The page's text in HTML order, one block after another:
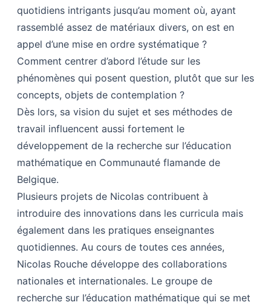
quotidiens intrigants jusqu’au moment où, ayant
rassemblé assez de matériaux divers, on est en
appel d’une mise en ordre systématique ?
Comment centrer d’abord l’étude sur les
phénomènes qui posent question, plutôt que sur les
concepts, objets de contemplation ?
Dès lors, sa vision du sujet et ses méthodes de
travail influencent aussi fortement le
développement de la recherche sur l’éducation
mathématique en Communauté flamande de
Belgique.
Plusieurs projets de Nicolas contribuent à
introduire des innovations dans les curricula mais
également dans les pratiques enseignantes
quotidiennes. Au cours de toutes ces années,
Nicolas Rouche développe des collaborations
nationales et internationales. Le groupe de
recherche sur l’éducation mathématique qui se met